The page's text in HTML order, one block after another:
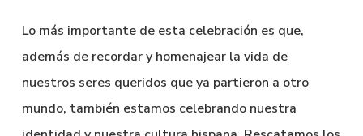
Lo más importante de esta celebración es que,
además de recordar y homenajear la vida de
nuestros seres queridos que ya partieron a otro
mundo, también estamos celebrando nuestra